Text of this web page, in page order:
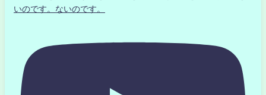
いのです。ないのです。